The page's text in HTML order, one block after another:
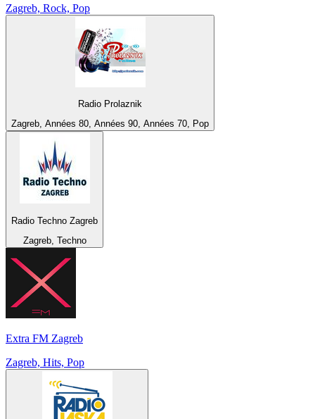
Zagreb, Rock, Pop
Radio Prolaznik
Zagreb, Années 80, Années 90, Années 70, Pop
Radio Techno Zagreb
Zagreb, Techno
Extra FM Zagreb
Zagreb, Hits, Pop